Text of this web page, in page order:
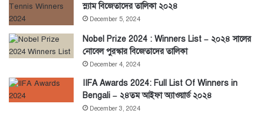
স্ল্যাম বিজেতাদের তালিকা ২০২৪
December 5, 2024
Nobel Prize 2024 : Winners List – ২০২৪ সালের
নোবেল পুরস্কার বিজেতাদের তালিকা
December 4, 2024
IIFA Awards 2024: Full List Of Winners in
Bengali – ২৪তম আইফা অ্যাওয়ার্ড ২০২৪
December 3, 2024